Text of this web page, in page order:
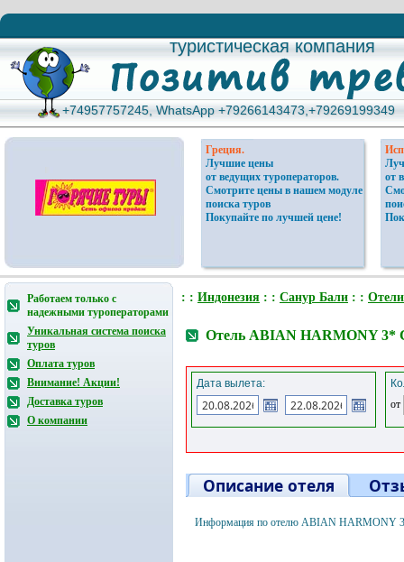
туристическая компания
туристическая компания
+74957757245, WhatsApp +79266143473,+79269199349
+74957757245, WhatsApp +79266143473,+79269199349
Греция.
Лучшие цены
от ведущих туроператоров.
Смотрите цены в нашем модуле
поиска туров
Покупайте по лучшей цене!
от
Работаем только с
надежными туроператорами
Уникальная система поиска
туров
Оплата туров
Внимание! Акции!
Доставка туров
О компании
: : Индонезия : : Санур Бали : : Отели
Отель ABIAN HARMONY 3*
Дата вылета:
от
Описание отеля
Информация по отелю ABIAN HARMONY